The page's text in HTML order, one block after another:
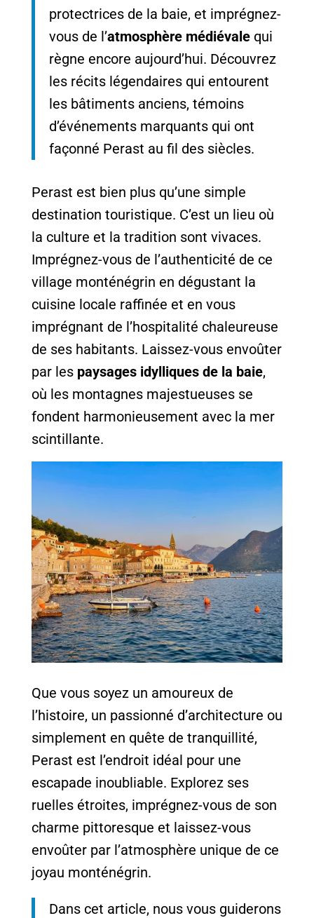
protectrices de la baie, et imprégnez-
vous de l’atmosphère médiévalequi
règne encore aujourd’hui. Découvrez
les récits légendaires qui entourent
les bâtiments anciens, témoins
d’événements marquants qui ont
façonné Perast au fil des siècles.
Perast est bien plus qu’une simple
destination touristique. C’est un lieu où
la culture et la tradition sont vivaces.
Imprégnez-vous de l’authenticité de ce
village monténégrin en dégustant la
cuisine locale raffinée et en vous
imprégnant de l’hospitalité chaleureuse
de ses habitants. Laissez-vous envoûter
par les paysages idylliques de la baie,
où les montagnes majestueuses se
fondent harmonieusement avec la mer
scintillante.
Que vous soyez un amoureux de
l’histoire, un passionné d’architecture ou
simplement en quête de tranquillité,
Perast est l’endroit idéal pour une
escapade inoubliable. Explorez ses
ruelles étroites, imprégnez-vous de son
charme pittoresque et laissez-vous
envoûter par l’atmosphère unique de ce
joyau monténégrin.
Dans cet article, nous vous guiderons